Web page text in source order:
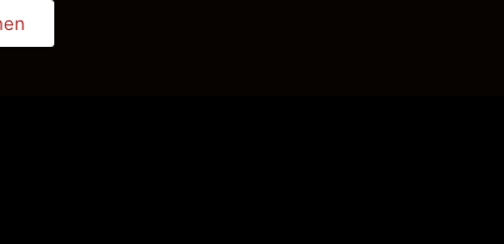
Book Appointment